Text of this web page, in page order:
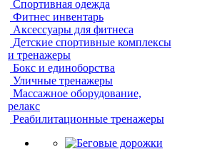
Спортивная одежда
Фитнес инвентарь
Аксессуары для фитнеса
Детские спортивные комплексы
и тренажеры
Бокс и единоборства
Уличные тренажеры
Массажное оборудование,
релакс
Реабилитационные тренажеры